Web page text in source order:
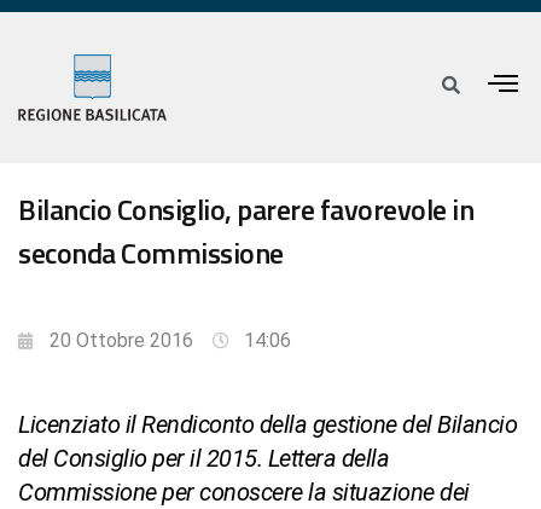
Bilancio Consiglio, parere favorevole in
seconda Commissione
20 Ottobre 2016 14:06
Licenziato il Rendiconto della gestione del Bilancio
del Consiglio per il 2015. Lettera della
Commissione per conoscere la situazione dei